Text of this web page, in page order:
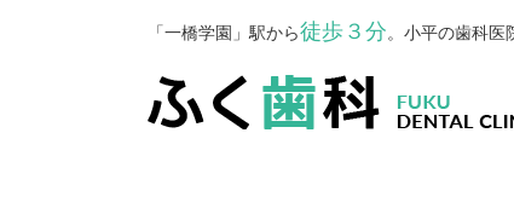
「一橋学園」駅から徒歩３分。小平の歯科医